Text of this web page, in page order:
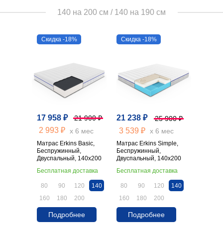
140 на 200 см / 140 на 190 см
17 958 ₽ 21 900 ₽
Матрас Erkins Basic,
Беспружинный,
Двуспальный, 140х200
Подробнее Подробнее
Бесплатная доставка
2 993 ₽ х 6 мес
80 90 120
140
160
180 200
21 238 ₽ 25 900 ₽
Матрас Erkins Simple,
Беспружинный,
Двуспальный, 140х200
Бесплатная доставка
3 539 ₽ х 6 мес
80 90 120
140
160
180 200
Скидка -18% Скидка -18%